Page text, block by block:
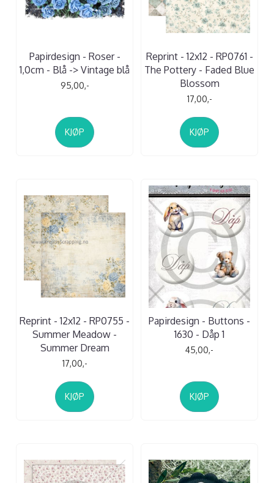
Papirdesign - Roser -
1,0cm - Blå -> Vintage blå
95,00,-
KJØP
Reprint - 12x12 - RP0761 -
The Pottery - Faded Blue
Blossom
17,00,-
KJØP
Reprint - 12x12 - RP0755 -
Summer Meadow -
Summer Dream
17,00,-
KJØP
Papirdesign - Buttons -
1630 - Dåp 1
45,00,-
KJØP